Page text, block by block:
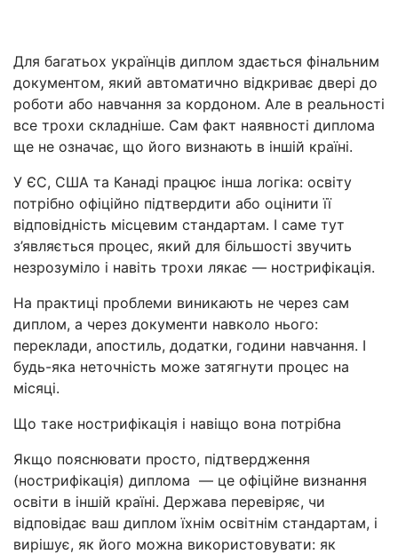
Для багатьох українців диплом здається фінальним
документом, який автоматично відкриває двері до
роботи або навчання за кордоном. Але в реальності
все трохи складніше. Сам факт наявності диплома
ще не означає, що його визнають в іншій країні.
У ЄС, США та Канаді працює інша логіка: освіту
потрібно офіційно підтвердити або оцінити її
відповідність місцевим стандартам. І саме тут
з’являється процес, який для більшості звучить
незрозуміло і навіть трохи лякає — нострифікація.
На практиці проблеми виникають не через сам
диплом, а через документи навколо нього:
переклади, апостиль, додатки, години навчання. І
будь-яка неточність може затягнути процес на
місяці.
Що таке нострифікація і навіщо вона потрібна
Якщо пояснювати просто, підтвердження
(нострифікація) диплома — це офіційне визнання
освіти в іншій країні. Держава перевіряє, чи
відповідає ваш диплом їхнім освітнім стандартам, і
вирішує, як його можна використовувати: як